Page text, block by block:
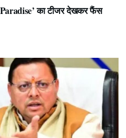
Paradise’ का टीजर देखकर फैंस